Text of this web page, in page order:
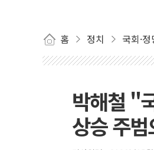
홈 정치 국회·
박해철 "
상승 주